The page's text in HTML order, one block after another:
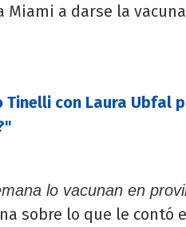
Miami a darse la
Tinelli con Laura Ubfal
lo vacunan en
sobre lo que le contó